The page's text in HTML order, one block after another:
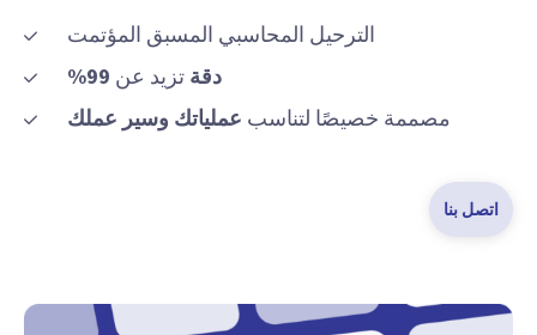
الترحيل المحاسبي المسبق المؤتمت
دقةتزيد عن99%
مصممة خصيصًا لتناسبعملياتك وسير عملك
اتصل بنا